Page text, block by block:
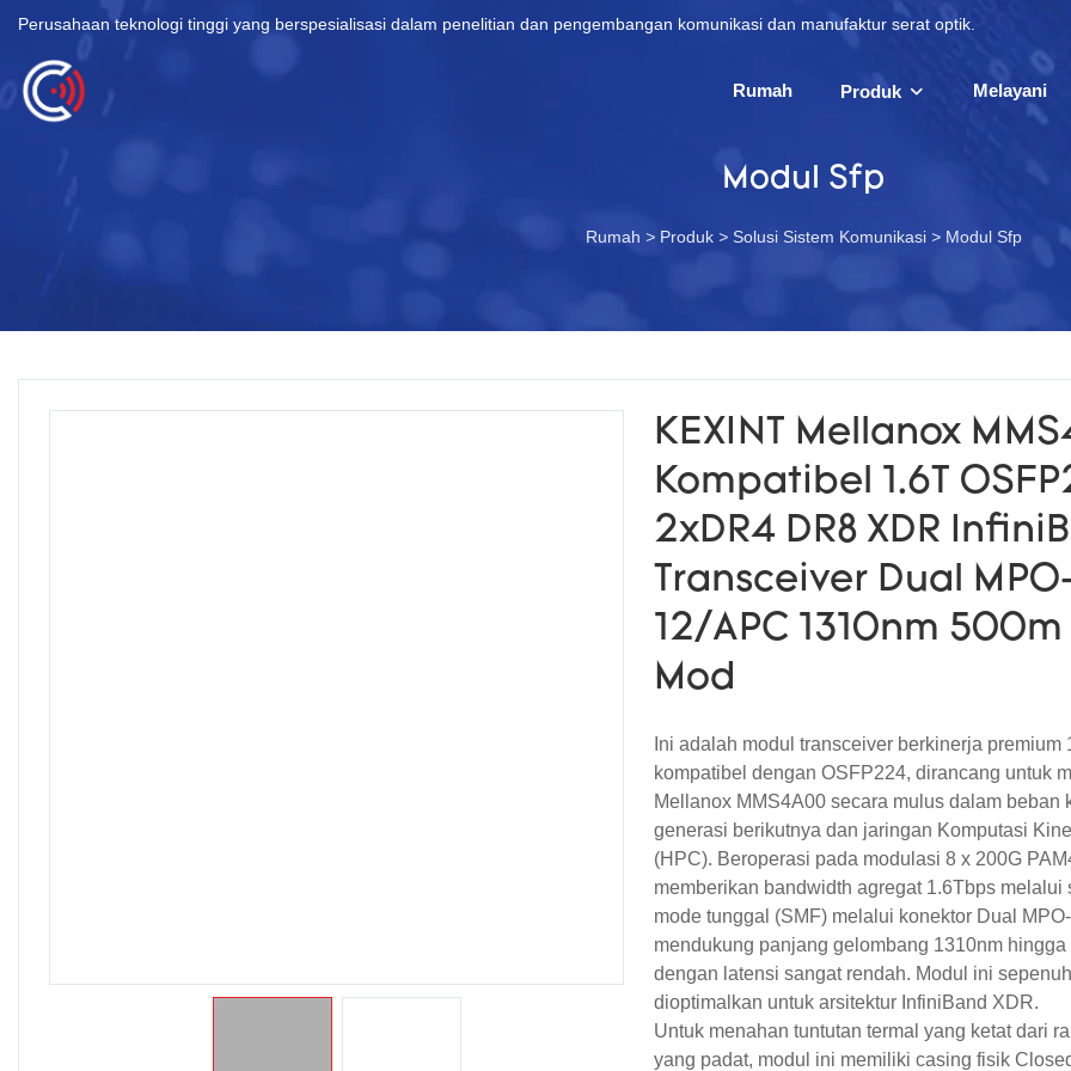
Perusahaan teknologi tinggi yang berspesialisasi dalam penelitian dan pengembangan komunikasi dan manufaktur serat optik.
Rumah Produk Melayani
Modul Sfp
Rumah > Produk > Solusi Sistem Komunikasi > Modul Sfp
KEXINT Mellanox
Kompatibel 1.6T
2xDR4 DR8 XDR
Transceiver Dual
12/APC 1310nm 500m
Mod
Ini adalah modul transceiver berkinerja premium
kompatibel dengan OSFP224, dirancang untuk
Mellanox MMS4A00 secara mulus dalam beban
generasi berikutnya dan jaringan Komputasi
(HPC). Beroperasi pada modulasi 8 x 200G
memberikan bandwidth agregat 1.6Tbps melalui
mode tunggal (SMF) melalui konektor Dual
mendukung panjang gelombang 1310nm hingga
dengan latensi sangat rendah. Modul ini
dioptimalkan untuk arsitektur InfiniBand XDR.
Untuk menahan tuntutan termal yang ketat dari
yang padat, modul ini memiliki casing fisik